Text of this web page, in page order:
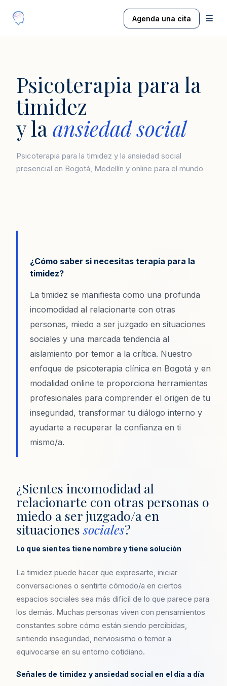
Agenda una cita
Psicoterapia para la
timidez
y laansiedad social
Psicoterapia para la timidez y la ansiedad social
presencial en Bogotá, Medellín y online para el mundo
¿Cómo saber si necesitas terapia para la
timidez?
La timidez se manifiesta como una profunda
incomodidad al relacionarte con otras
personas, miedo a ser juzgado en situaciones
sociales y una marcada tendencia al
aislamiento por temor a la crítica. Nuestro
enfoque de psicoterapia clínica en Bogotá y en
modalidad online te proporciona herramientas
profesionales para comprender el origen de tu
inseguridad, transformar tu diálogo interno y
ayudarte a recuperar la confianza en ti
mismo/a.
¿Sientes incomodidad al
relacionarte con otras personas o
miedo a ser juzgado/a en
situacionessociales?
Lo que sientes tiene nombre y tiene solución
La timidez puede hacer que expresarte, iniciar
conversaciones o sentirte cómodo/a en ciertos
espacios sociales sea más difícil de lo que parece para
los demás. Muchas personas viven con pensamientos
constantes sobre cómo están siendo percibidas,
sintiendo inseguridad, nerviosismo o temor a
equivocarse en su entorno cotidiano.
Señales de timidez y ansiedad social en el día a día